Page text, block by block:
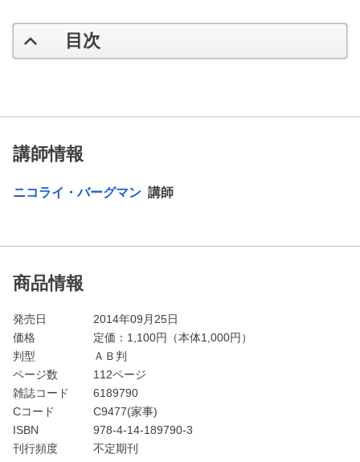
目次
講師情報
ニコライ・バーグマン 講師
商品情報
発売日
2014年09月25日
価格
定価： 1,100円（本体1,000円）
判型
ＡＢ判
ページ数
112ページ
雑誌コード
6189790
Cコード
C9477(家事)
ISBN
978-4-14-189790-3
刊行頻度
不定期刊